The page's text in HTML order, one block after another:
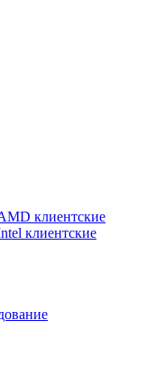
клиентские
клиентские